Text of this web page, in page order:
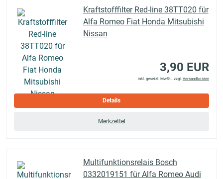
Kraftstofffilter Red-line 38TT020 für
Alfa Romeo Fiat Honda Mitsubishi
Nissan
3,90 EUR
inkl. gesetzl. MwSt., zzgl. Versandkosten
Details
Merkzettel
Multifunktionsrelais Bosch
0332019151 für Alfa Romeo Audi